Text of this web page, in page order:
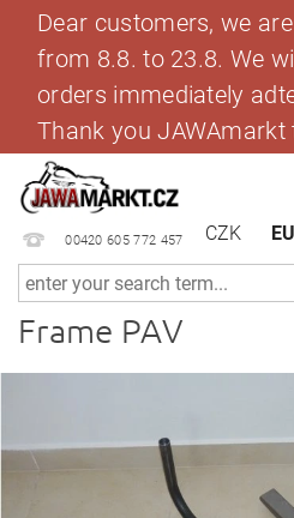
Dear customers, we
from 8.8. to 23.8. We
orders immediately
Thank you JAWAmarkt
00420 605 772 457 CZK
Frame PAV